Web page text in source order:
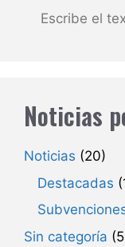
Buscar
Noticias
Noticias (20)
Destacadas
Sin categoría